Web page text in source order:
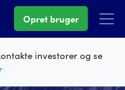
Opret bruger
investorer og se